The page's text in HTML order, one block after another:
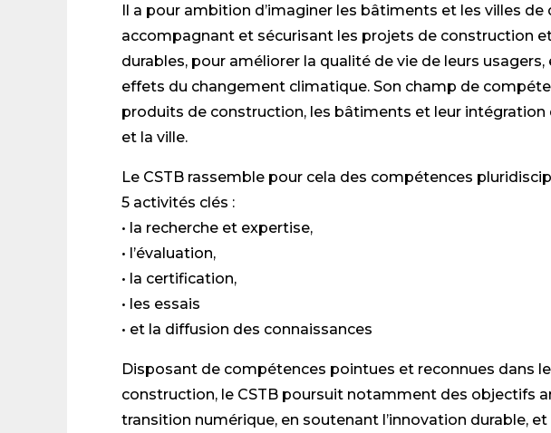
Il a pour ambition d’imaginer les bâtiments et les villes de
accompagnant et sécurisant les projets de construction
durables, pour améliorer la qualité de vie de leurs
effets du changement climatique. Son champ de
produits de construction, les bâtiments et leur intégration
et la ville.
Le CSTB rassemble pour cela des compétences
5 activités clés :
• la recherche et expertise,
• l’évaluation,
• la certification,
• les essais
• et la diffusion des connaissances
Disposant de compétences pointues et reconnues dans
construction, le CSTB poursuit notamment des objectifs
transition numérique, en soutenant l’innovation durable,